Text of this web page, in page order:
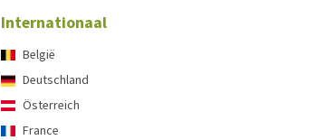
Internationaal
België
Deutschland
Österreich
France